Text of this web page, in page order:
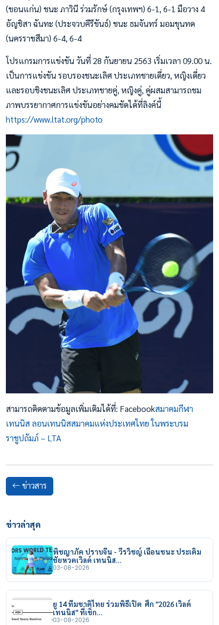
(ขอนแก่น) ชนะ ภาวินี ร่วมรักษ์ (กรุงเทพฯ) 6-1, 6-1 มือวาง 4
อัญชิสา ฉันทะ (ประจวบคีรีขันธ์) ชนะ ธมจันทร์ มอมขุนทด
(นครราชสีมา) 6-4, 6-4
โปรแกรมการแข่งขัน วันที่ 28 กันยายน 2563 เริ่มเวลา 09.00 น.
เป็นการแข่งขัน รอบรองชนะเลิศ ประเภทชายเดี่ยว, หญิงเดี่ยว
และรอบชิงชนะเลิศ ประเภทชายคู่, หญิงคู่, คู่ผสมสามารถชม
ภาพบรรยากาศการแข่งขันอย่างคมชัดได้ที่ลิงค์นี้
https://www.ltat.org/photo
สามารถติดตามข้อมูลเพิ่มเติมได้ที่: Facebookสมาคมกีฬา
เทนนิส ลอนเทนนิสสมาคมแห่งประเทศไทย ในพระบรม
ราชูปถัมภ์ – LTA
ข่าวสาร
ข่าวล่าสุด
พิชญาภัค ปราบจีน - วีรวิชญ์ เฉือนชนะ ประเดิม
ชัยหวดเวิลด์ เทนนิส…
03-08-2026
ยู 14 ทีมชาติไทย ร่วมพิธีเปิด ศึก "2026 เวิลด์
เทนนิส" ที่เช็ก…
03-08-2026